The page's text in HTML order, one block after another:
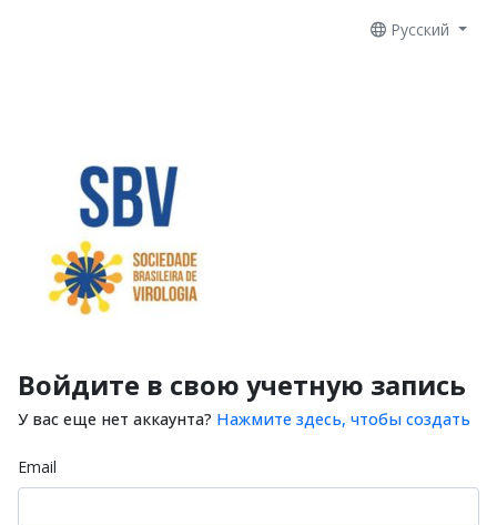
Русский
Войдите в свою учетную запись
У вас еще нет аккаунта? Нажмите здесь, чтобы создать
Email